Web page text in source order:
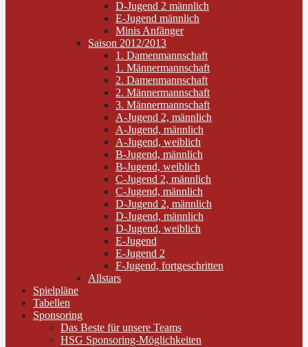
D-Jugend 2 männlich
E-Jugend männlich
Minis Anfänger
Saison 2012/2013
1. Damenmannschaft
1. Männermannschaft
2. Damenmannschaft
2. Männermannschaft
3. Männermannschaft
A-Jugend 2, männlich
A-Jugend, männlich
A-Jugend, weiblich
B-Jugend, männlich
B-Jugend, weiblich
C-Jugend 2, männlich
C-Jugend, männlich
D-Jugend 2, männlich
D-Jugend, männlich
D-Jugend, weiblich
E-Jugend
E-Jugend 2
F-Jugend, fortgeschritten
Allstars
Spielpläne
Tabellen
Sponsoring
Das Beste für unsere Teams
HSG Sponsoring-Möglichkeiten